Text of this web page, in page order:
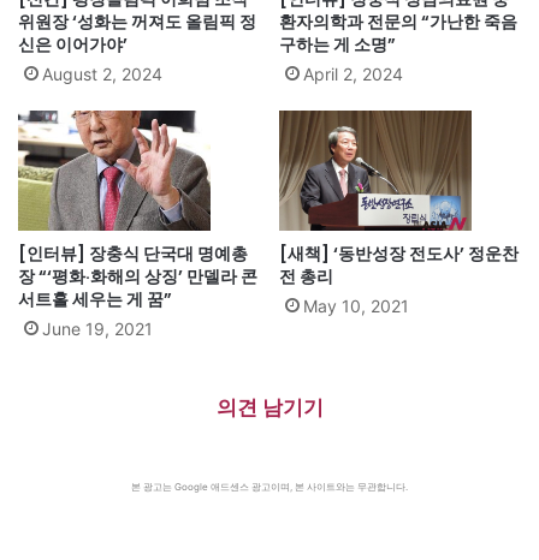
위원장 ‘성화는 꺼져도 올림픽 정
신은 이어가야’
August 2, 2024
환자의학과 전문의 “가난한 죽음
구하는 게 소명”
April 2, 2024
[인터뷰] 장충식 단국대 명예총
장 “‘평화·화해의 상징’ 만델라 콘
서트홀 세우는 게 꿈”
June 19, 2021
[새책] ‘동반성장 전도사’ 정운찬
전 총리
May 10, 2021
의견 남기기
본 광고는 Google 애드센스 광고이며, 본 사이트와는 무관합니다.